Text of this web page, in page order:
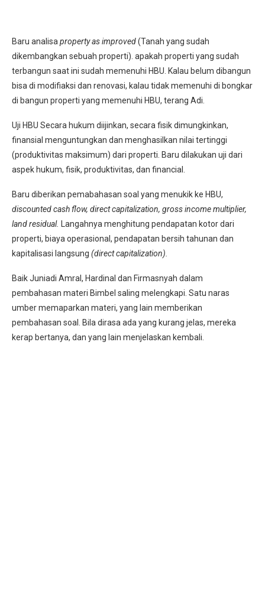
Baru analisa property as improved(Tanah yang sudah
dikembangkan sebuah properti). apakah properti yang sudah
terbangun saat ini sudah memenuhi HBU. Kalau belum dibangun
bisa di modifiaksi dan renovasi, kalau tidak memenuhi di bongkar
di bangun properti yang memenuhi HBU, terang Adi.
Uji HBU Secara hukum diijinkan, secara fisik dimungkinkan,
finansial menguntungkan dan menghasilkan nilai tertinggi
(produktivitas maksimum) dari properti. Baru dilakukan uji dari
aspek hukum, fisik, produktivitas, dan financial.
Baru diberikan pemabahasan soal yang menukik ke HBU,
discounted cash flow, direct capitalization, gross income multiplier,
land residual.
Langahnya menghitung pendapatan kotor dari
properti, biaya operasional, pendapatan bersih tahunan dan
kapitalisasi langsung (direct capitalization).
Baik Juniadi Amral, Hardinal dan Firmasnyah dalam
pembahasan materi Bimbel saling melengkapi. Satu naras
umber memaparkan materi, yang lain memberikan
pembahasan soal. Bila dirasa ada yang kurang jelas, mereka
kerap bertanya, dan yang lain menjelaskan kembali.